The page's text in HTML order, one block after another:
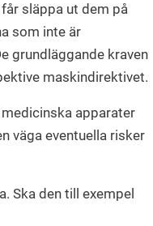
släppa ut dem på
som inte är
grundläggande kraven
maskindirektivet.
apparater
väga eventuella risker
Ska den till exempel